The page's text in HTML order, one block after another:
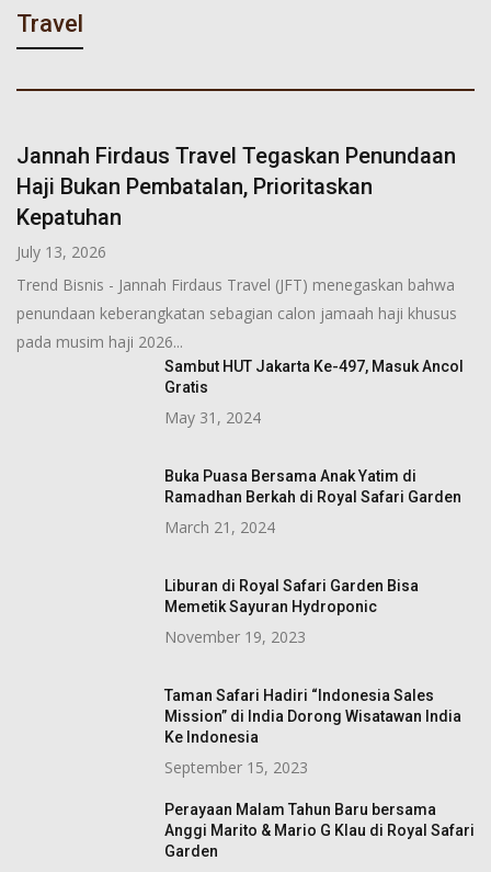
Travel
Jannah Firdaus Travel Tegaskan Penundaan
Haji Bukan Pembatalan, Prioritaskan
Kepatuhan
July 13, 2026
Trend Bisnis - Jannah Firdaus Travel (JFT) menegaskan bahwa
penundaan keberangkatan sebagian calon jamaah haji khusus
pada musim haji 2026...
Sambut HUT Jakarta Ke-497, Masuk Ancol
Gratis
May 31, 2024
Buka Puasa Bersama Anak Yatim di
Ramadhan Berkah di Royal Safari Garden
March 21, 2024
Liburan di Royal Safari Garden Bisa
Memetik Sayuran Hydroponic
November 19, 2023
Taman Safari Hadiri “Indonesia Sales
Mission” di India Dorong Wisatawan India
Ke Indonesia
September 15, 2023
Perayaan Malam Tahun Baru bersama
Anggi Marito & Mario G Klau di Royal Safari
Garden